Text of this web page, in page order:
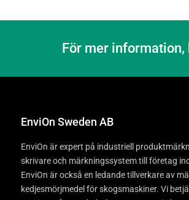
För mer
EnviOn Sweden AB
EnviOn är expert på industriell
skrivare och märkningssystem till företag
EnviOn är också en ledande tillverkare av
kedjesmörjmedel för skogsmaskiner. Vi